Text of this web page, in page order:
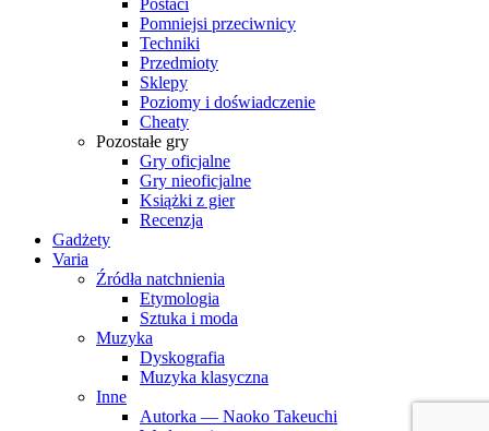
Pomniejsi przeciwnicy
Techniki
Przedmioty
Sklepy
Poziomy i doświadczenie
Cheaty
Pozostałe gry
Gry oficjalne
Gry nieoficjalne
Książki z gier
Recenzja
Gadżety
Varia
Źródła natchnienia
Etymologia
Sztuka i moda
Muzyka
Dyskografia
Muzyka klasyczna
Inne
Autorka — Naoko Takeuchi